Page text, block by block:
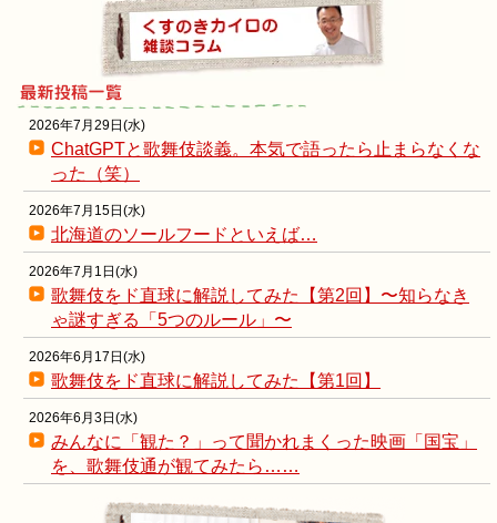
2026年7月29日(水)
ChatGPTと歌舞伎談義。本気で語ったら止まらなくな
った（笑）
2026年7月15日(水)
北海道のソールフードといえば…
2026年7月1日(水)
歌舞伎をド直球に解説してみた【第2回】〜知らなき
ゃ謎すぎる「5つのルール」〜
2026年6月17日(水)
歌舞伎をド直球に解説してみた【第1回】
2026年6月3日(水)
みんなに「観た？」って聞かれまくった映画「国宝」
を、歌舞伎通が観てみたら……